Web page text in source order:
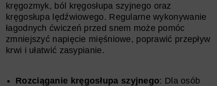
kręgozmyk, ból kręgosłupa szyjnego oraz
kręgosłupa lędźwiowego. Regularne wykonywanie
łagodnych ćwiczeń przed snem może pomóc
zmniejszyć napięcie mięśniowe, poprawić przepływ
krwi i ułatwić zasypianie.
Rozciąganie kręgosłupa szyjnego: Dla osób